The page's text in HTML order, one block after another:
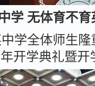
学 无体育不育
学全体师生隆
开学典礼暨开